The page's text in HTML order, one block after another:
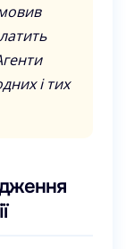
і тих